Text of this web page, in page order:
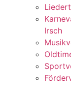
Irsch